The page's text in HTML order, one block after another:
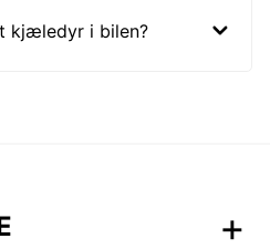
kjæledyr i bilen?